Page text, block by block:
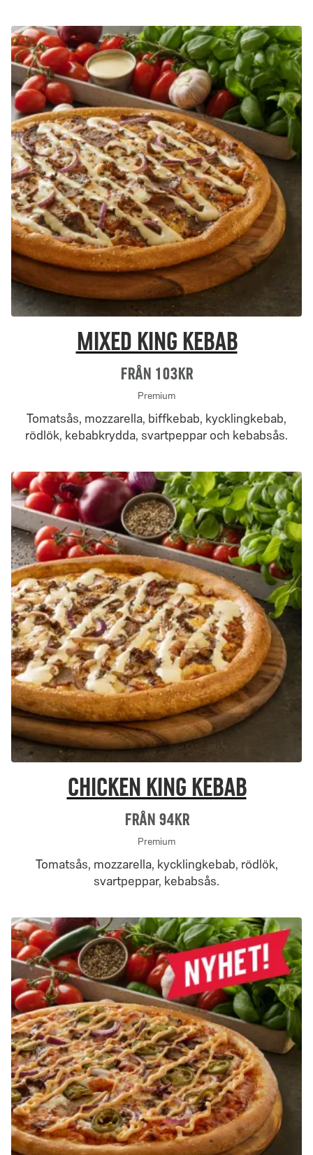
Mixed King Kebab
Från 103Kr
Premium
Tomatsås, mozzarella, biffkebab, kycklingkebab,
rödlök, kebabkrydda, svartpeppar och kebabsås.
Chicken King Kebab
Från 94Kr
Premium
Tomatsås, mozzarella, kycklingkebab, rödlök,
svartpeppar, kebabsås.